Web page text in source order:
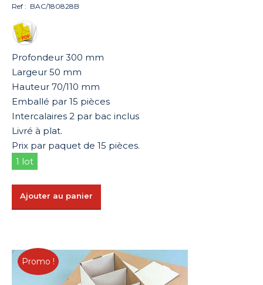
prix
prix
Ref : BAC/180828B
Profondeur 300 mm
Largeur 50 mm
Hauteur 70/110 mm
Emballé par 15 pièces
Intercalaires 2 par bac inclus
Livré à plat.
Prix par paquet de 15 pièces.
1 lot
Ajouter au panier
Promo !